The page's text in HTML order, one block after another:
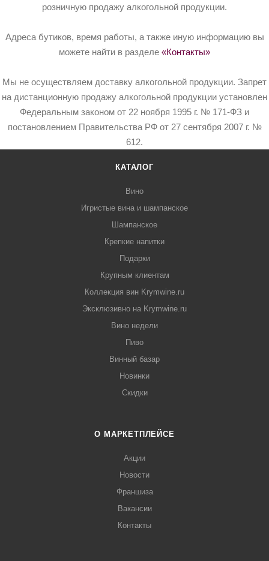
розничную продажу алкогольной продукции.
Адреса бутиков, время работы, а также иную информацию вы
можете найти в разделе «Контакты»
Мы не осуществляем доставку алкогольной продукции. Запрет
на дистанционную продажу алкогольной продукции установлен
Федеральным законом от 22 ноября 1995 г. № 171-ФЗ и
постановлением Правительства РФ от 27 сентября 2007 г. №
612.
КАТАЛОГ
Вино
Игристые вина и шампанское
Шампанское
Крепкие напитки
Подарки
Крупным клиентам
Коллекция вин Krymwine.ru
Эксклюзивно на Krymwine.ru
Вино недели
Пиво
Винный базар
Новинки
Скидки
О МАРКЕТПЛЕЙСЕ
Акции
Новости
Франшиза
Вакансии
Контакты